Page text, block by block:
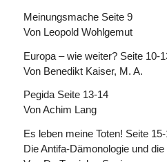
Meinungsmache Seite 9
Von Leopold Wohlgemut
Europa – wie weiter? Seite 10-
Von Benedikt Kaiser, M. A.
Pegida Seite 13-14
Von Achim Lang
Es leben meine Toten! Seite
Die Antifa-Dämonologie und